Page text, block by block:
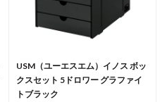
USM（ユーエスエム）イノス ボッ
クスセット 5ドロワー グラファイ
トブラック